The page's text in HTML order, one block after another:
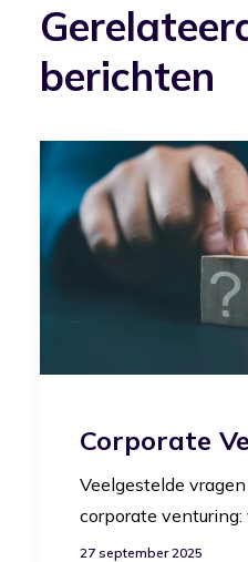
berichten
Corporate
Veelgestelde
corporate venturing:
27 september 2025